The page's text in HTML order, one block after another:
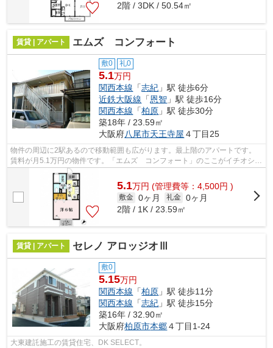
2階 / 3DK / 50.54㎡
賃貸 | アパート エムズ コンフォート
敷0 礼0
5.1万円
関西本線 「志紀 」駅 徒歩6分
近鉄大阪線 「恩智 」駅 徒歩16分
関西本線 「柏原 」駅 徒歩30分
築18年 / 23.59㎡
大阪府八尾市天王寺屋 ４丁目25
物件の周辺に2駅あるので移動範囲も広がります。最上階のアパートです。
賃料が月5.1万円の物件です。「エムズ コンフォート」のここがイチオシ。
テム・ホームへの来店予約は、072-970...
5.1万円 (管理費等：4,500円 )
敷金 0ヶ月 礼金 0ヶ月
2階 / 1K / 23.59㎡
賃貸 | アパート セレノ アロッジオⅢ
敷0
5.15万円
関西本線 「柏原 」駅 徒歩11分
関西本線 「志紀 」駅 徒歩15分
築16年 / 32.90㎡
大阪府柏原市本郷４丁目1-24
大東建託施工の賃貸住宅、DK SELECT。